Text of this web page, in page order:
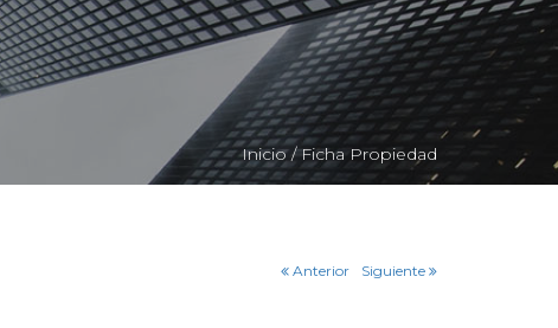
Inicio / Ficha Propiedad
Anterior Siguiente